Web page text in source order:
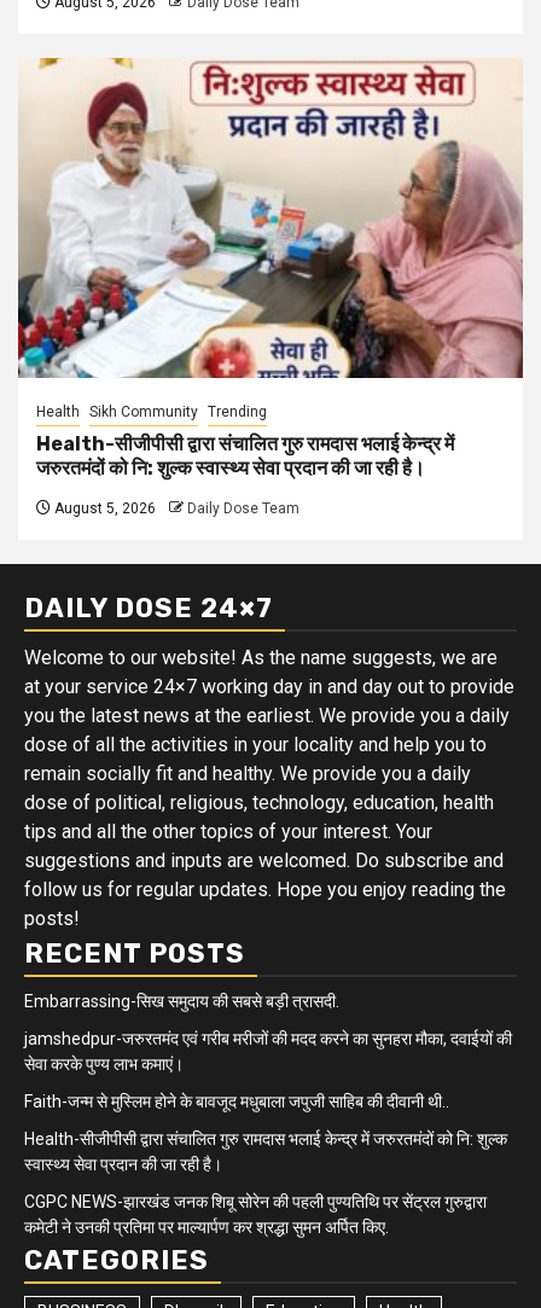
Health Sikh Community Trending
Health-सीजीपीसी द्वारा संचालित गुरु रामदास भलाई केन्द्र में
जरुरतमंदों को नि: शुल्क स्वास्थ्य सेवा प्रदान की जा रही है।
August 5, 2026 Daily Dose Team
DAILY DOSE 24×7
Welcome to our website! As the name suggests, we are
at your service 24×7 working day in and day out to provide
you the latest news at the earliest. We provide you a daily
dose of all the activities in your locality and help you to
remain socially fit and healthy. We provide you a daily
dose of political, religious, technology, education, health
tips and all the other topics of your interest. Your
suggestions and inputs are welcomed. Do subscribe and
follow us for regular updates. Hope you enjoy reading the
posts!
RECENT POSTS
Embarrassing-सिख समुदाय की सबसे बड़ी त्रासदी.
jamshedpur-जरुरतमंद एवं गरीब मरीजों की मदद करने का सुनहरा मौका, दवाईयों की
सेवा करके पुण्य लाभ कमाएं।
Faith-जन्म से मुस्लिम होने के बावजूद मधुबाला जपुजी साहिब की दीवानी थी..
Health-सीजीपीसी द्वारा संचालित गुरु रामदास भलाई केन्द्र में जरुरतमंदों को नि: शुल्क
स्वास्थ्य सेवा प्रदान की जा रही है।
CGPC NEWS-झारखंड जनक शिबू सोरेन की पहली पुण्यतिथि पर सेंट्रल गुरुद्वारा
कमेटी ने उनकी प्रतिमा पर माल्यार्पण कर श्रद्धा सुमन अर्पित किए.
CATEGORIES